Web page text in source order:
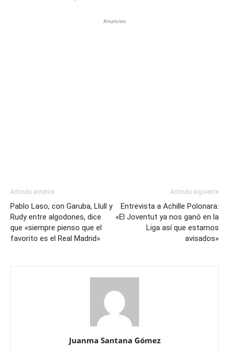
Anuncios
Artículo anterior
Pablo Laso, con Garuba, Llull y
Rudy entre algodones, dice
que «siempre pienso que el
favorito es el Real Madrid»
Artículo siguiente
Entrevista a Achille Polonara:
«El Joventut ya nos ganó en la
Liga así que estamos
avisados»
Juanma Santana Gómez